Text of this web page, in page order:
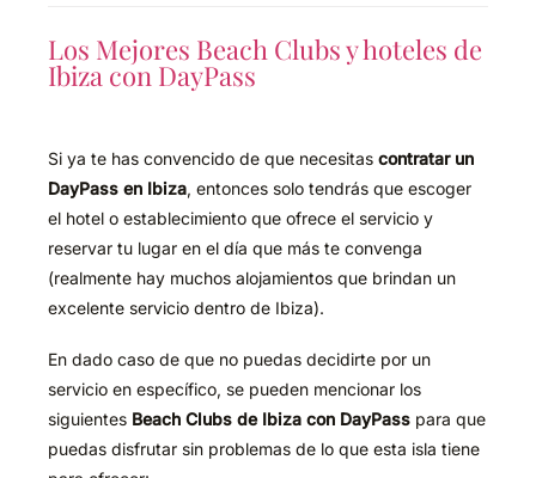
Los Mejores Beach Clubs y hoteles de
Ibiza con DayPass
Si ya te has convencido de que necesitas contratar un
DayPass en Ibiza, entonces solo tendrás que escoger
el hotel o establecimiento que ofrece el servicio y
reservar tu lugar en el día que más te convenga
(realmente hay muchos alojamientos que brindan un
excelente servicio dentro de Ibiza).
En dado caso de que no puedas decidirte por un
servicio en específico, se pueden mencionar los
siguientes Beach Clubs de Ibiza con DayPasspara que
puedas disfrutar sin problemas de lo que esta isla tiene